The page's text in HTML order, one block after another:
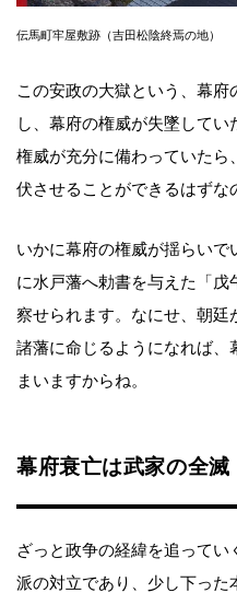
伝馬町牢屋敷跡（吉田松陰終焉の地）
この安政の大獄という、幕
し、幕府の権威が失墜してい
権威が充分に備わっていた
伏させることができるはずな
いかに幕府の権威が揺らい
に水戸藩へ勅書を与えた「戊
察せられます。なにせ、朝廷
諸藩に命じるようになれば、
まいますからね。
幕府衰亡は武家の全滅
ざっと政争の経緯を追って
派の対立であり、少し下った